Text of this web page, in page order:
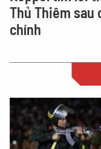
Thủ Thiêm sau
chính